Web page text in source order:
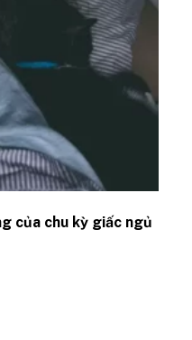
của chu kỳ giấc ngủ